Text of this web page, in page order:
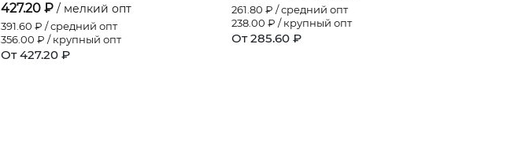
427.20 ₽ / мелкий опт
391.60 ₽ / средний опт
356.00 ₽ / крупный опт
От 427.20 ₽
261.80 ₽ / средний опт
238.00 ₽ / крупный опт
От 285.60 ₽